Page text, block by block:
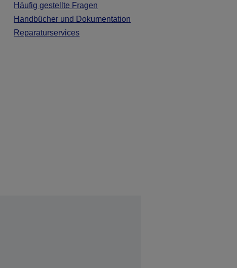
Häufig gestellte Fragen
Handbücher und Dokumentation
Reparaturservices